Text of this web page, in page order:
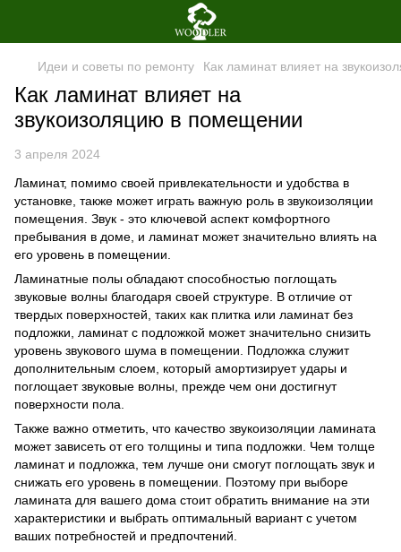
Идеи и советы по ремонту Как ламинат влияет на
Как ламинат влияет на
звукоизоляцию в помещении
3 апреля 2024
Ламинат, помимо своей привлекательности и удобства в
установке, также может играть важную роль в звукоизоляции
помещения. Звук - это ключевой аспект комфортного
пребывания в доме, и ламинат может значительно влиять на
его уровень в помещении.
Ламинатные полы обладают способностью поглощать
звуковые волны благодаря своей структуре. В отличие от
твердых поверхностей, таких как плитка или ламинат без
подложки, ламинат с подложкой может значительно снизить
уровень звукового шума в помещении. Подложка служит
дополнительным слоем, который амортизирует удары и
поглощает звуковые волны, прежде чем они достигнут
поверхности пола.
Также важно отметить, что качество звукоизоляции ламината
может зависеть от его толщины и типа подложки. Чем толще
ламинат и подложка, тем лучше они смогут поглощать звук и
снижать его уровень в помещении. Поэтому при выборе
ламината для вашего дома стоит обратить внимание на эти
характеристики и выбрать оптимальный вариант с учетом
ваших потребностей и предпочтений.